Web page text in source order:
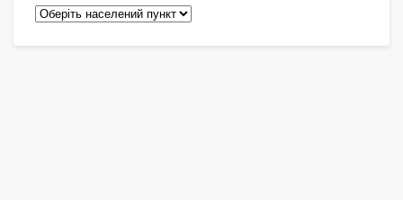
Педіатри